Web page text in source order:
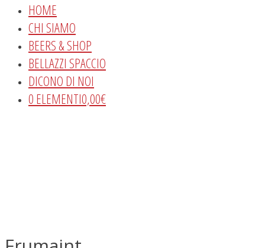
HOME
CHI SIAMO
BEERS & SHOP
BELLAZZI SPACCIO
DICONO DI NOI
0 ELEMENTI0,00€